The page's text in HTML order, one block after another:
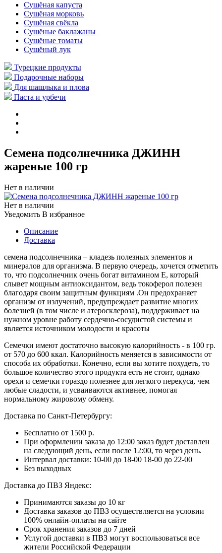
Сушёная капуста
Сушёная морковь
Сушёная свёкла
Сушёные баклажаны
Сушёные томаты
Сушёный лук
Турецкие продукты
Подарочные наборы
Для шашлыка и плова
Паста и урбечи
Семена подсолнечника ДЖИНН
жареные 100 гр
Нет в наличии
Нет в наличии
Уведомить В избранное
Описание
Доставка
семена подсолнечника – кладезь полезных элементов и
минералов для организма. В первую очередь, хочется отметить
то, что подсолнечник очень богат витамином Е, который
слывет мощным антиоксидантом, ведь токоферол полезен
благодаря своим защитным функциям .Он предохраняет
организм от излучений, предупреждает развитие многих
болезней (в том числе и атеросклероза), поддерживает на
нужном уровне работу сердечно-сосудистой системы и
является источником молодости и красоты
Семечки имеют достаточно высокую калорийность - в 100 гр.
от 570 до 600 ккал. Калорийность меняется в зависимости от
способа их обработки. Конечно, если вы хотите похудеть, то
большое количество этого продукта есть не стоит, однако
орехи и семечки гораздо полезнее для легкого перекуса, чем
любые сладости, и усваиваются активнее, помогая
нормальному жировому обмену.
Доставка по Санкт-Петербургу:
Бесплатно от 1500 р.
При оформлении заказа до 12:00 заказ будет доставлен
на следующий день, если после 12:00, то через день.
Интервал доставки: 10-00 до 18-00 18-00 до 22-00
Без выходных
Доставка до ПВЗ Яндекс:
Принимаются заказы до 10 кг
Доставка заказов до ПВЗ осуществляется на условии
100% онлайн-оплаты на сайте
Срок хранения заказов до 7 дней
Услугой доставки в ПВЗ могут воспользоваться все
жители Российской Федерации